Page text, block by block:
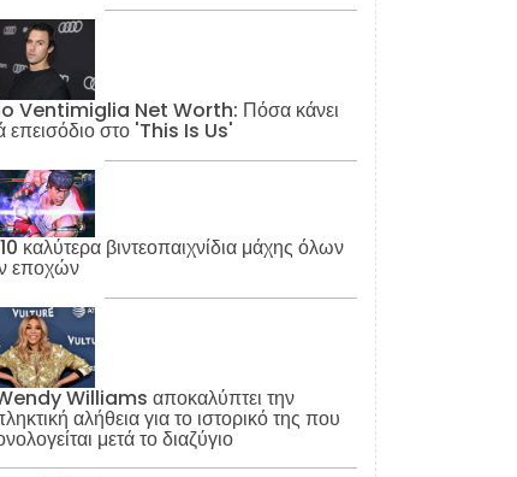
Ventimiglia Net Worth: Πόσα κάνει
επεισόδιο στο 'This Is Us'
καλύτερα βιντεοπαιχνίδια μάχης όλων
εποχών
Williams αποκαλύπτει την
αλήθεια για το ιστορικό της που
μετά το διαζύγιο